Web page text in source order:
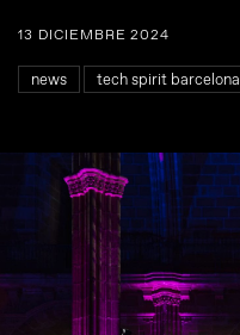
13 DICIEMBRE 2024
news tech spirit barcelona